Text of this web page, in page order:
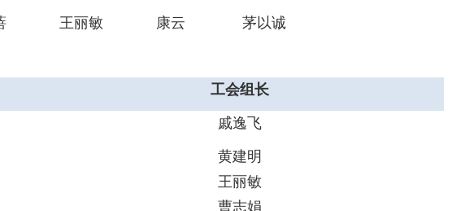
王丽敏 康云 茅以诚
工会组长
戚逸飞
黄建明
王丽敏
曹志娟